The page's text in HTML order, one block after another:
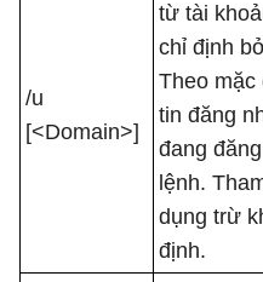
/u
[<Domain>]
từ tài
chỉ định
Theo mặc
tin đăng
đang
lệnh.
dụng trừ
định.